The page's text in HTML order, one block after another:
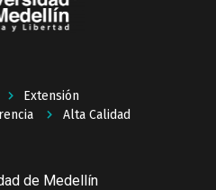
Extensión
Alta Calidad
de Medellín